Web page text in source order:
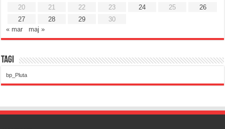
20
21 22 23 24 25
26
27
28 29
30
« mar
maj »
Tagi
bp_Pluta